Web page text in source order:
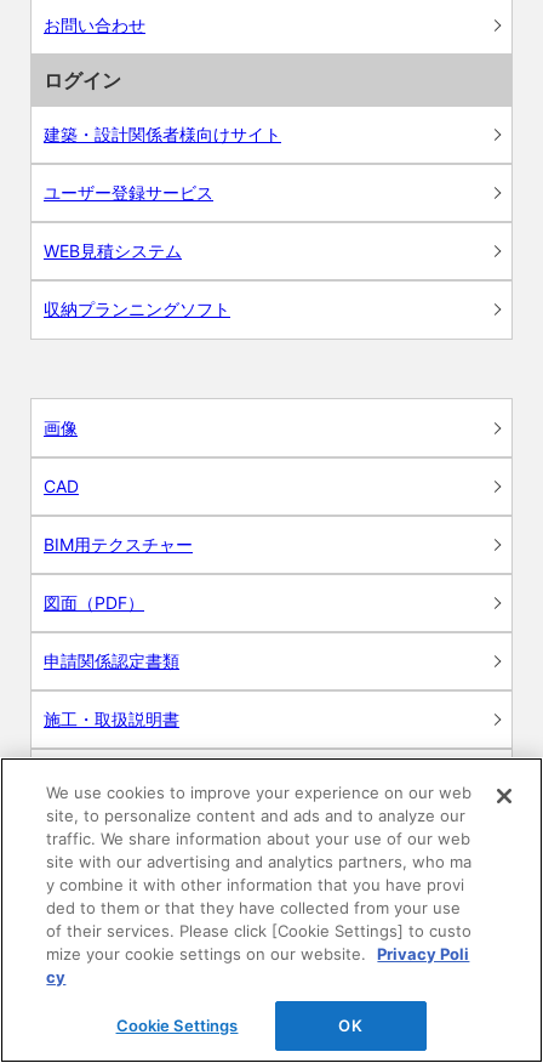
お問い合わせ
ログイン
建築・設計関係者様向けサイト
ユーザー登録サービス
WEB見積システム
収納プランニングソフト
画像
CAD
BIM用テクスチャー
図面（PDF）
申請関係認定書類
施工・取扱説明書
シミュレーションツール
24時間換気システム〈エアスマート〉
簡易設計見積ソフト
R&Dセンター環境測定・分析サービス
We use cookies to improve your experience on our web
site, to personalize content and ads and to analyze our
traffic. We share information about your use of our web
site with our advertising and analytics partners, who ma
y combine it with other information that you have provi
ded to them or that they have collected from your use
of their services. Please click [Cookie Settings] to custo
mize your cookie settings on our website.
Privacy Poli
cy
Cookie Settings OK